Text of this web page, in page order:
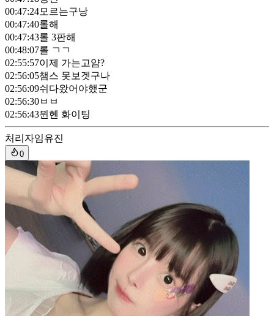
00:47:24모르는구낭
00:47:40롤해
00:47:43롤 3판해
00:48:07롤 ㄱㄱ
02:55:57이제 가는고얌?
02:56:05챔스 못보겟구나
02:56:09쉬다왔어야했군
02:56:30ㅂㅂ
02:56:43뮌헨 화이팅
처리자임유진
0